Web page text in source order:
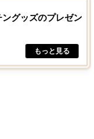
グッズのプレゼン